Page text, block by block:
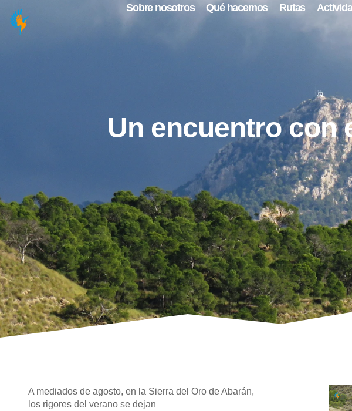
Sobre nosotros Qué hacemos Rutas
Un encuentro con
A mediados de agosto, en la Sierra del Oro de Abarán,
los rigores del verano se dejan